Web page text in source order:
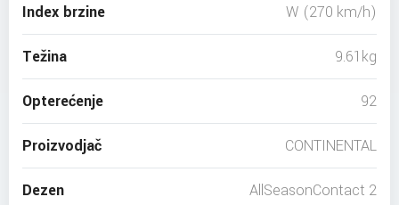
Index brzine W (270 km/h)
Težina 9.61kg
Opterećenje 92
Proizvodjač CONTINENTAL
Dezen AllSeasonContact 2